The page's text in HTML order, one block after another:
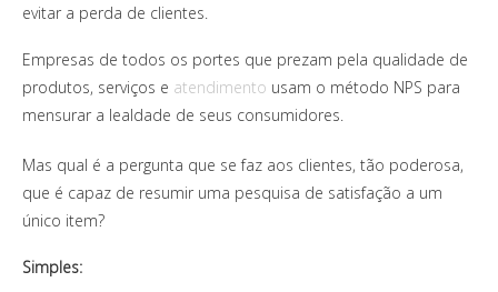
evitar a perda de clientes.
Empresas de todos os portes que prezam pela qualidade de
produtos, serviços e atendimento usam o método NPS para
mensurar a lealdade de seus consumidores.
Mas qual é a pergunta que se faz aos clientes, tão poderosa,
que é capaz de resumir uma pesquisa de satisfação a um
único item?
Simples: